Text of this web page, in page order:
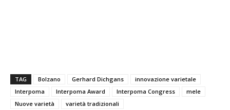
TAG Bolzano Gerhard Dichgans
innovazione varietale
Interpoma
Interpoma Award Interpoma Congress
mele
Nuove varietà
varietà tradizionali